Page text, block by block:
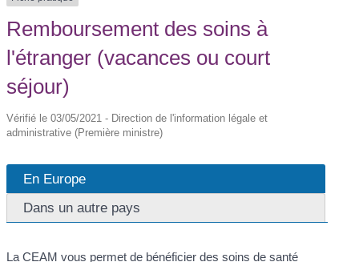
Remboursement des soins à
l'étranger (vacances ou court
séjour)
Vérifié le 03/05/2021 - Direction de l'information légale et
administrative (Première ministre)
En Europe
Dans un autre pays
La CEAM vous permet de bénéficier des soins de santé